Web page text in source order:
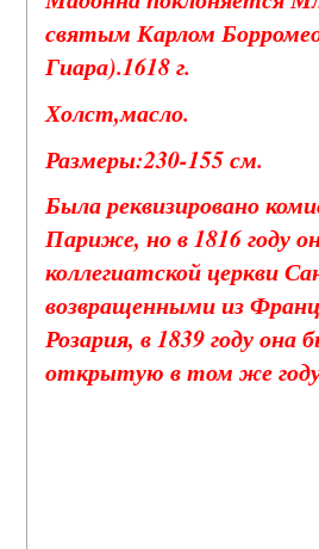
святым Карлом
Гиара).1618 г.
Холст,масло.
Размеры:230-155 см.
Была реквизировано
Париже, но в 1816 году
коллегиатской церкви
возвращенными из
Розария, в 1839 году
открытую в том же